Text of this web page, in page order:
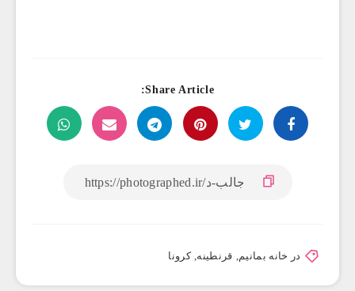
Share Article:
در خانه بمانیم, قرنطینه,کرونا